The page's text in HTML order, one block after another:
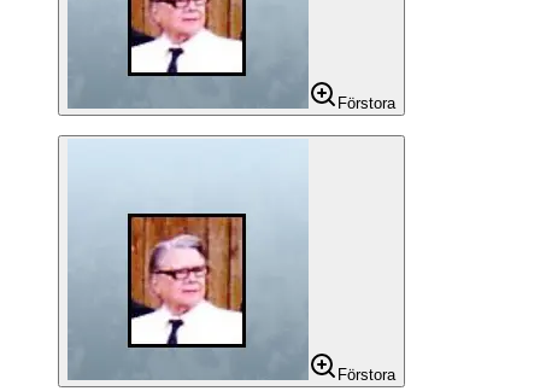
Förstora
Förstora